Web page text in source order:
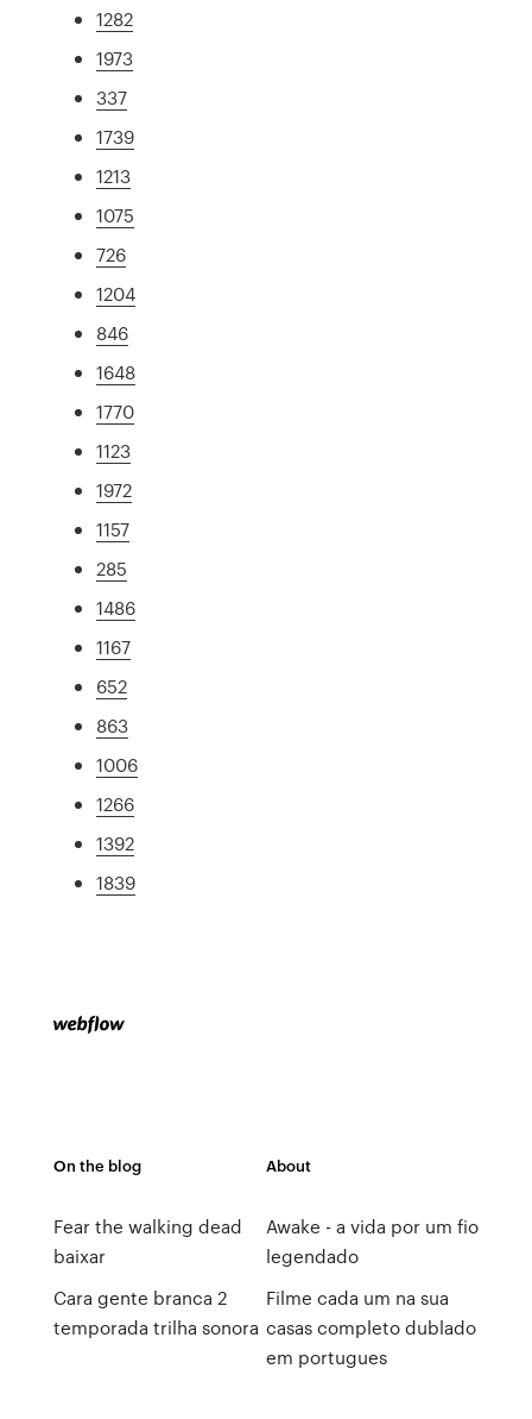
1282
1973
337
1739
1213
1075
726
1204
846
1648
1770
1123
1972
1157
285
1486
1167
652
863
1006
1266
1392
1839
On the blog
Fear the walking dead
baixar
Cara gente branca 2
temporada trilha sonora
About
Awake - a vida por um fio
legendado
Filme cada um na sua
casas completo dublado
em portugues